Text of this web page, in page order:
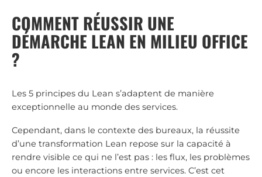
COMMENT RÉUSSIR UNE
DÉMARCHE LEAN EN MILIEU OFFICE
?
Les 5 principes du Lean s’adaptent de manière
exceptionnelle au monde des services.
Cependant, dans le contexte des bureaux, la réussite
d’une transformation Lean repose sur la capacité à
rendre visible ce qui ne l’est pas : les flux, les problèmes
ou encore les interactions entre services. C’est cet